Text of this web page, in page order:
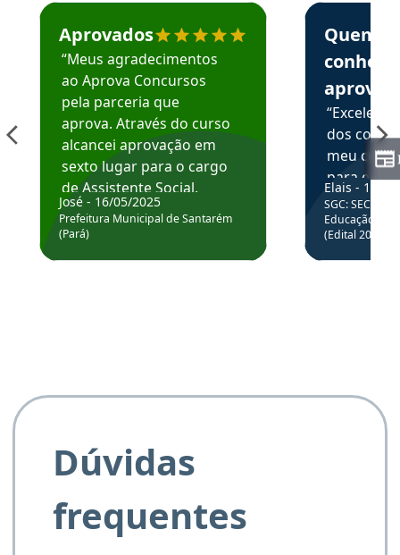
Estudante José recomenda o Aprova Concursos em
Aprovados
“Meus agradecimentos
ao Aprova Concursos
pela parceria que
aprova. Através do curso
alcancei aprovação em
sexto lugar para o cargo
de Assistente Social.
Hoje estou atuando na
Prefeitura de Santarém.
José - 16/05/2025
Prefeitura Municipal de Santarém
(Pará)
Estudante
Quem
aprova
dos
meu
para
colocar
através
de
Elais - 15/
SGC: SEC BA
Educação
(Edital
Dúvidas
frequentes